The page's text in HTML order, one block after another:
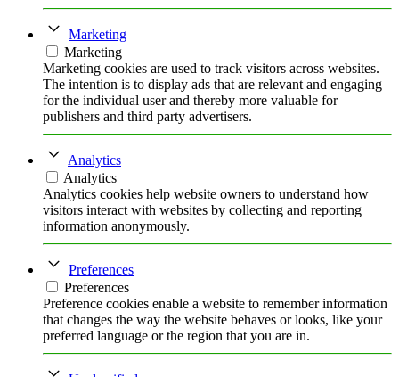
Marketing
Marketing
Marketing cookies are used to track visitors across websites.
The intention is to display ads that are relevant and engaging
for the individual user and thereby more valuable for
publishers and third party advertisers.
Analytics
Analytics
Analytics cookies help website owners to understand how
visitors interact with websites by collecting and reporting
information anonymously.
Preferences
Preferences
Preference cookies enable a website to remember information
that changes the way the website behaves or looks, like your
preferred language or the region that you are in.